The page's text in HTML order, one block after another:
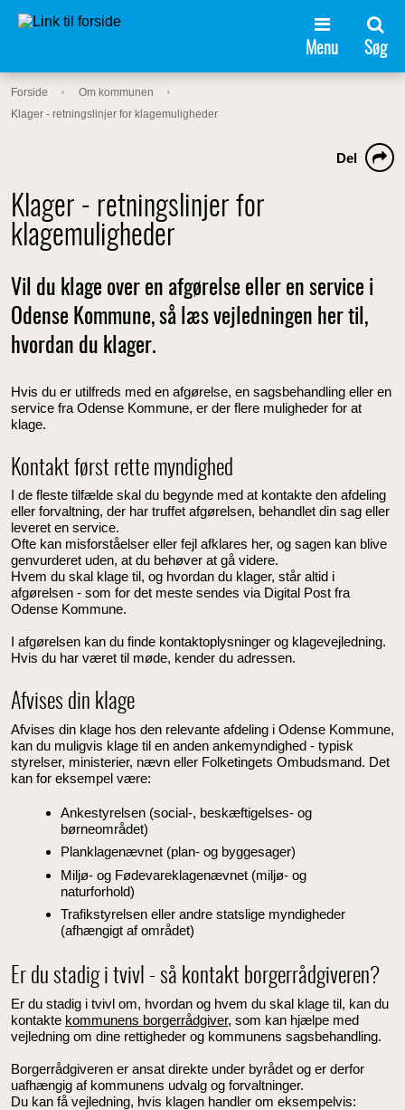
Menu Søg
Forside
Om kommunen
Klager - retningslinjer for klagemuligheder
Klager - retningslinjer for
klagemuligheder
Del
Vil du klage over en afgørelse eller en service i
Odense Kommune, så læs vejledningen her til,
hvordan du klager.
Hvis du er utilfreds med en afgørelse, en sagsbehandling eller en
service fra Odense Kommune, er der flere muligheder for at
klage.
Kontakt først rette myndighed
I de fleste tilfælde skal du begynde med at kontakte den afdeling
eller forvaltning, der har truffet afgørelsen, behandlet din sag eller
leveret en service.
Ofte kan misforståelser eller fejl afklares her, og sagen kan blive
genvurderet uden, at du behøver at gå videre.
Hvem du skal klage til, og hvordan du klager, står altid i
afgørelsen - som for det meste sendes via Digital Post fra
Odense Kommune.
I afgørelsen kan du finde kontaktoplysninger og klagevejledning.
Hvis du har været til møde, kender du adressen.
Afvises din klage
Afvises din klage hos den relevante afdeling i Odense Kommune,
kan du muligvis klage til en anden ankemyndighed - typisk
styrelser, ministerier, nævn eller Folketingets Ombudsmand. Det
kan for eksempel være:
Ankestyrelsen (social-, beskæftigelses- og
børneområdet)
Planklagenævnet (plan- og byggesager)
Miljø- og Fødevareklagenævnet (miljø- og
naturforhold)
Trafikstyrelsen eller andre statslige myndigheder
(afhængigt af området)
Er du stadig i tvivl - så kontakt borgerrådgiveren?
Er du stadig i tvivl om, hvordan og hvem du skal klage til, kan du
kontakte kommunens borgerrådgiver, som kan hjælpe med
vejledning om dine rettigheder og kommunens sagsbehandling.
Borgerrådgiveren er ansat direkte under byrådet og er derfor
uafhængig af kommunens udvalg og forvaltninger.
Du kan få vejledning, hvis klagen handler om eksempelvis: